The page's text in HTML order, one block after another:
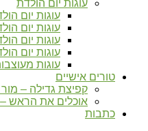
עוגות יום הולדת
עוגות יום
עוגות יום
עוגות יום
עוגות יום
עוגות
טורים אישיים
קפיצת גדילה – מור
אוכלים את הראש –
כתבות